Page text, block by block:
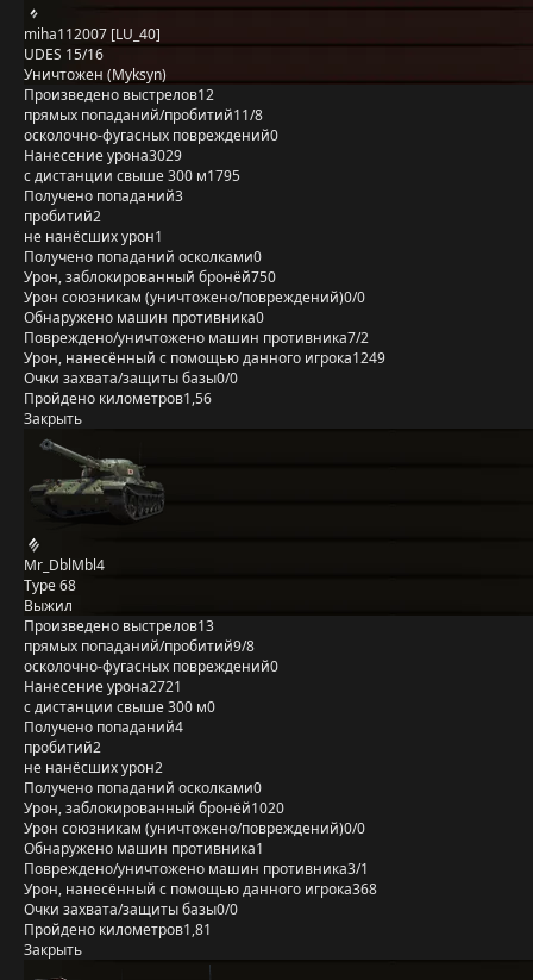
miha112007 [LU_40]
UDES 15/16
Уничтожен (Myksyn)
Произведено выстрелов12
прямых попаданий/пробитий11/8
осколочно-фугасных повреждений0
Нанесение урона3029
с дистанции свыше 300 м1795
Получено попаданий3
пробитий2
не нанёсших урон1
Получено попаданий осколками0
Урон, заблокированный бронёй750
Урон союзникам (уничтожено/повреждений)0/0
Обнаружено машин противника0
Повреждено/уничтожено машин противника7/2
Урон, нанесённый с помощью данного игрока1249
Очки захвата/защиты базы0/0
Пройдено километров1,56
Закрыть
Mr_DblMbl4
Type 68
Выжил
Произведено выстрелов13
прямых попаданий/пробитий9/8
осколочно-фугасных повреждений0
Нанесение урона2721
с дистанции свыше 300 м0
Получено попаданий4
пробитий2
не нанёсших урон2
Получено попаданий осколками0
Урон, заблокированный бронёй1020
Урон союзникам (уничтожено/повреждений)0/0
Обнаружено машин противника1
Повреждено/уничтожено машин противника3/1
Урон, нанесённый с помощью данного игрока368
Очки захвата/защиты базы0/0
Пройдено километров1,81
Закрыть